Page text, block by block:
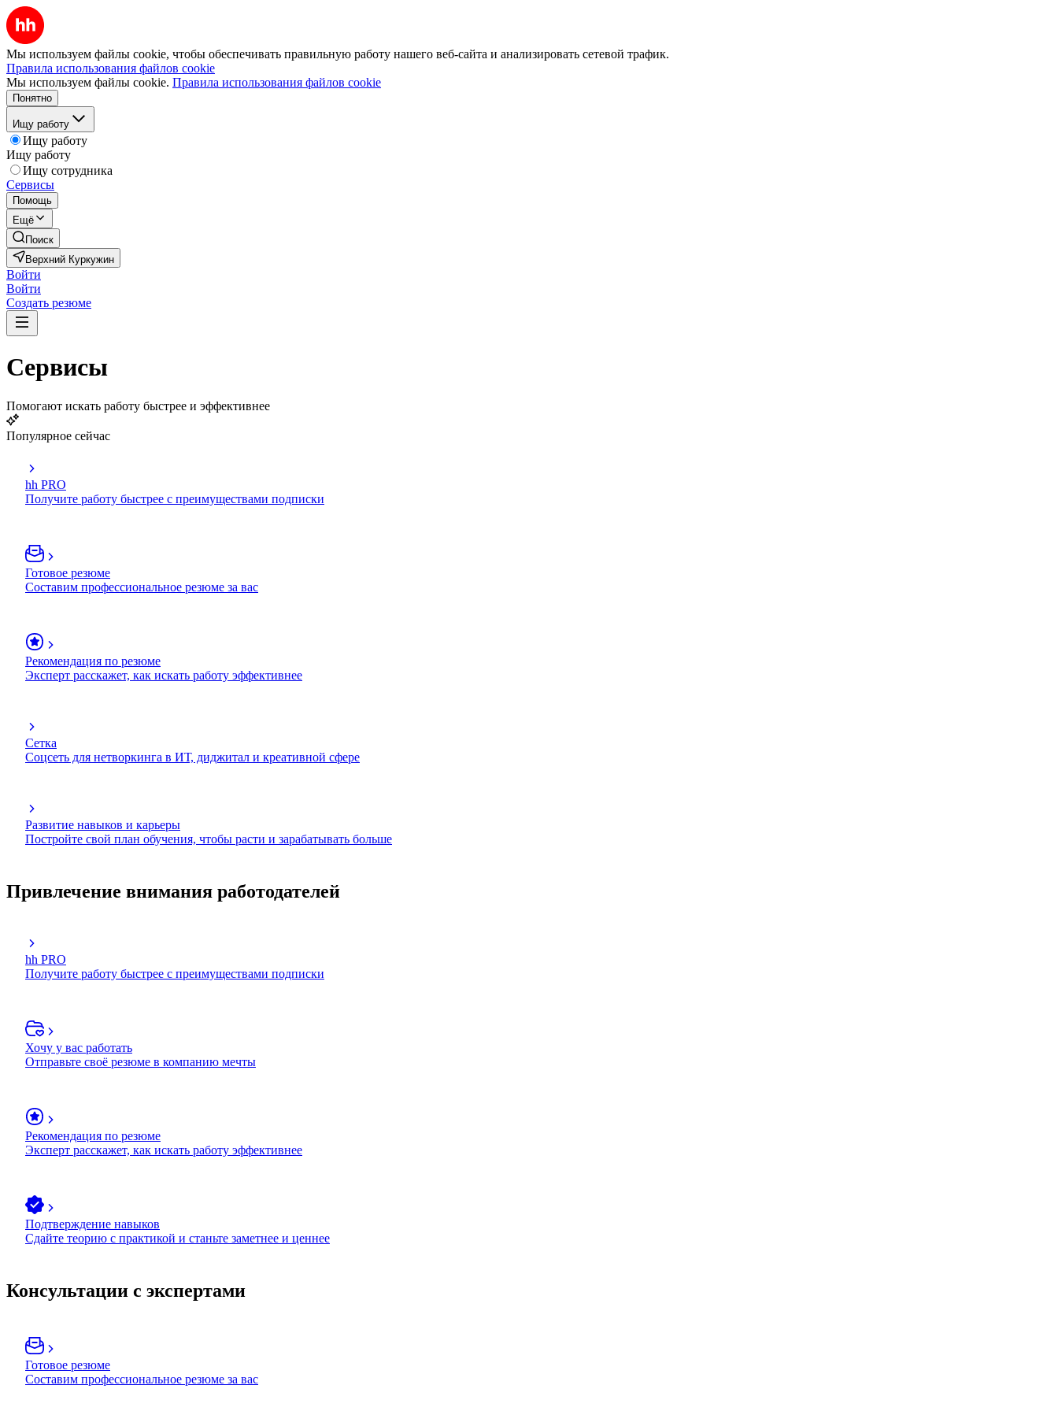
Мы используем файлы cookie, чтобы обеспечивать правильную работу нашего веб-сайта и анализировать сетевой трафик.
Правила использования файлов cookie
Мы используем файлы cookie. Правила использования файлов cookie
Понятно
Ищу работу
Ищу работу
Ищу работу
Ищу сотрудника
Сервисы
Помощь
Ещё
Поиск
Верхний Куркужин
Войти
Войти
Создать резюме
Сервисы
Помогают искать работу быстрее и эффективнее
Популярное сейчас
hh PRO
Получите работу быстрее с преимуществами подписки
Готовое резюме
Составим профессиональное резюме за вас
Рекомендация по резюме
Эксперт расскажет, как искать работу эффективнее
Сетка
Соцсеть для нетворкинга в ИТ, диджитал и креативной сфере
Развитие навыков и карьеры
Постройте свой план обучения, чтобы расти и зарабатывать больше
Привлечение внимания работодателей
hh PRO
Получите работу быстрее с преимуществами подписки
Хочу у вас работать
Отправьте своё резюме в компанию мечты
Рекомендация по резюме
Эксперт расскажет, как искать работу эффективнее
Подтверждение навыков
Сдайте теорию с практикой и станьте заметнее и ценнее
Консультации с экспертами
Готовое резюме
Составим профессиональное резюме за вас